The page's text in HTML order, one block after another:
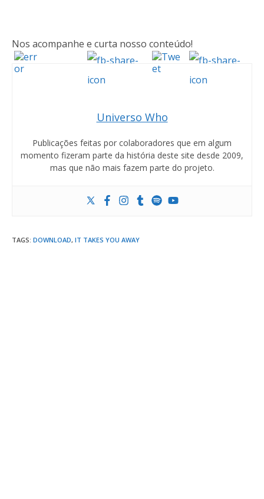
Nos acompanhe e curta nosso conteúdo!
Universo Who
Publicações feitas por colaboradores que em algum
momento fizeram parte da história deste site desde 2009,
mas que não mais fazem parte do projeto.
TAGS: DOWNLOAD, IT TAKES YOU AWAY